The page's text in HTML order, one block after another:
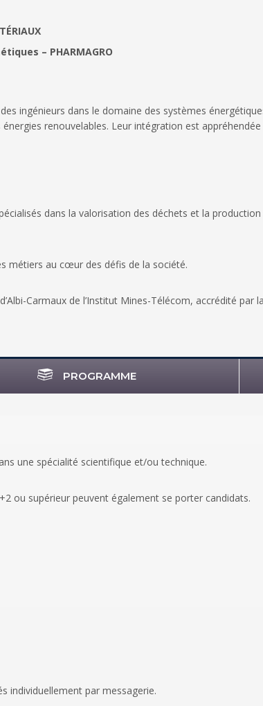
– PHARMAGRO
ingénieurs dans le domaine des systèmes
renouvelables. Leur intégration est
dans la valorisation des déchets et la
métiers au cœur des défis de la société.
Carmaux de l’Institut Mines-Télécom, accrédité par
PROGRAMME
une spécialité scientifique et/ou technique.
ou supérieur peuvent également se porter candidats.
individuellement par messagerie.